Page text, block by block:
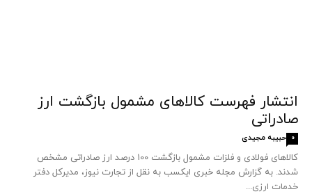
انتشار فهرست کالاهای مشمول بازگشت ارز
صادراتی
حبیبه مجیدی 0
کالاهای فولادی و فلزات مشمول بازگشت 100 درصد ارز صادراتی مشخص
شدند. به گزارش مجله خبری ایکسب به نقل از تجارت نیوز، مدیرکل دفتر
خدمات ارزی...